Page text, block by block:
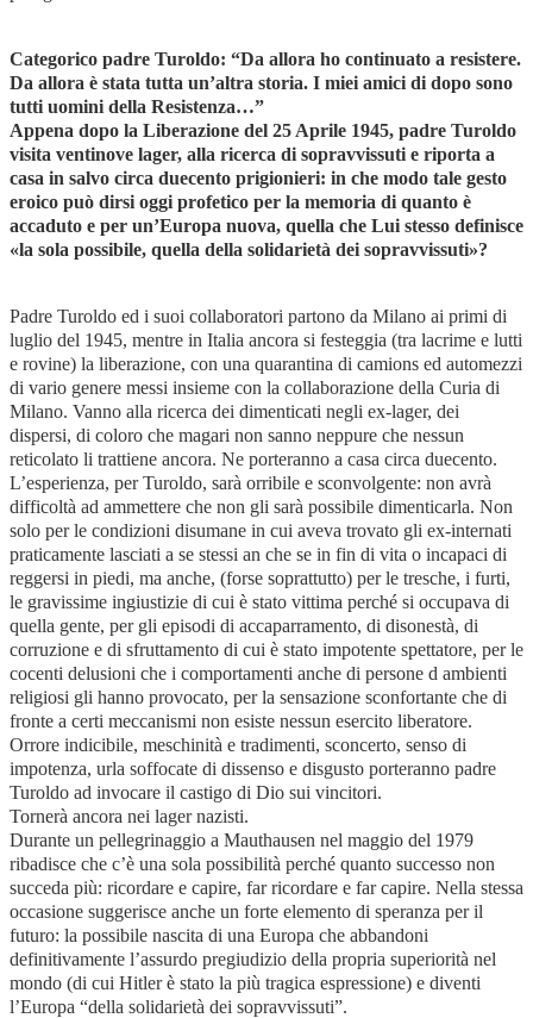
Categorico padre Turoldo: “Da allora ho continuato a resistere.
Da allora è stata tutta un’altra storia. I miei amici di dopo sono
tutti uomini della Resistenza…”
Appena dopo la Liberazione del 25 Aprile 1945, padre Turoldo
visita ventinove lager, alla ricerca di sopravvissuti e riporta a
casa in salvo circa duecento prigionieri: in che modo tale gesto
eroico può dirsi oggi profetico per la memoria di quanto è
accaduto e per un’Europa nuova, quella che Lui stesso definisce
«la sola possibile, quella della solidarietà dei sopravvissuti»?
Padre Turoldo ed i suoi collaboratori partono da Milano ai primi di
luglio del 1945, mentre in Italia ancora si festeggia (tra lacrime e lutti
e rovine) la liberazione, con una quarantina di camions ed automezzi
di vario genere messi insieme con la collaborazione della Curia di
Milano. Vanno alla ricerca dei dimenticati negli ex-lager, dei
dispersi, di coloro che magari non sanno neppure che nessun
reticolato li trattiene ancora. Ne porteranno a casa circa duecento.
L’esperienza, per Turoldo, sarà orribile e sconvolgente: non avrà
difficoltà ad ammettere che non gli sarà possibile dimenticarla. Non
solo per le condizioni disumane in cui aveva trovato gli ex-internati
praticamente lasciati a se stessi an che se in fin di vita o incapaci di
reggersi in piedi, ma anche, (forse soprattutto) per le tresche, i furti,
le gravissime ingiustizie di cui è stato vittima perché si occupava di
quella gente, per gli episodi di accaparramento, di disonestà, di
corruzione e di sfruttamento di cui è stato impotente spettatore, per le
cocenti delusioni che i comportamenti anche di persone d ambienti
religiosi gli hanno provocato, per la sensazione sconfortante che di
fronte a certi meccanismi non esiste nessun esercito liberatore.
Orrore indicibile, meschinità e tradimenti, sconcerto, senso di
impotenza, urla soffocate di dissenso e disgusto porteranno padre
Turoldo ad invocare il castigo di Dio sui vincitori.
Tornerà ancora nei lager nazisti.
Durante un pellegrinaggio a Mauthausen nel maggio del 1979
ribadisce che c’è una sola possibilità perché quanto successo non
succeda più: ricordare e capire, far ricordare e far capire. Nella stessa
occasione suggerisce anche un forte elemento di speranza per il
futuro: la possibile nascita di una Europa che abbandoni
definitivamente l’assurdo pregiudizio della propria superiorità nel
mondo (di cui Hitler è stato la più tragica espressione) e diventi
l’Europa “della solidarietà dei sopravvissuti”.